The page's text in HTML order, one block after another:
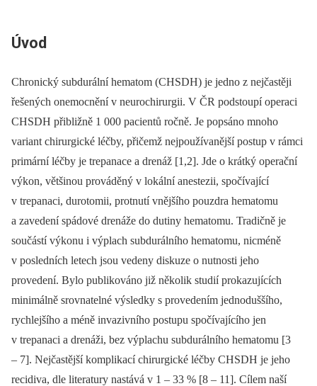
Úvod
Chronický subdurální hematom (CHSDH) je jedno z nejčastěji
řešených onemocnění v neurochirurgii. V ČR podstoupí operaci
CHSDH přibližně 1 000 pa­cientů ročně. Je popsáno mnoho
variant chirurgické léčby, přičemž nejpoužívanější postup v rámci
primární léčby je trepanace a drenáž [1,2]. Jde o krátký operační
výkon, většinou prováděný v lokální anestezii, spočívající
v trepanaci, durotomii, protnutí vnějšího pouzdra hematomu
a zavedení spádové drenáže do dutiny hematomu. Tradičně je
součástí výkonu i výplach subdurálního hematomu, nicméně
v posledních letech jsou vedeny diskuze o nutnosti jeho
provedení. Bylo pub­likováno již několik studií prokazujících
minimálně srovnatelné výsledky s provedením jednoduššího,
rychlejšího a méně invazivního postupu spočívajícího jen
v trepanaci a drenáži, bez výplachu subdurálního hematomu [3
–⁠ 7]. Nejčastější komplikací chirurgické léčby CHSDH je jeho
recidiva, dle literatury nastává v 1 –⁠ 33 % [8 –⁠ 11]. Cílem naší